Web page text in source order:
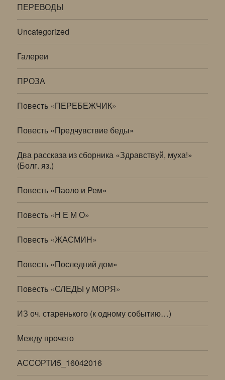
ПЕРЕВОДЫ
Uncategorized
Галереи
ПРОЗА
Повесть «ПЕРЕБЕЖЧИК»
Повесть «Предчувствие беды»
Два рассказа из сборника «Здравствуй, муха!»
(Болг. яз.)
Повесть «Паоло и Рем»
Повесть «Н Е М О»
Повесть «ЖАСМИН»
Повесть «Последний дом»
Повесть «СЛЕДЫ у МОРЯ»
ИЗ оч. старенького (к одному событию…)
Между прочего
АССОРТИ5_16042016